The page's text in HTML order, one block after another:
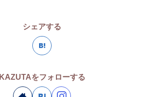
シェアする
KAZUTAをフォローする